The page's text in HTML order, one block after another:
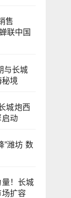
售
联中国
与长城
境
城炮西
启动
”潍坊 数
！长城
扩容